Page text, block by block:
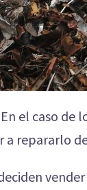
el caso de
a repararlo